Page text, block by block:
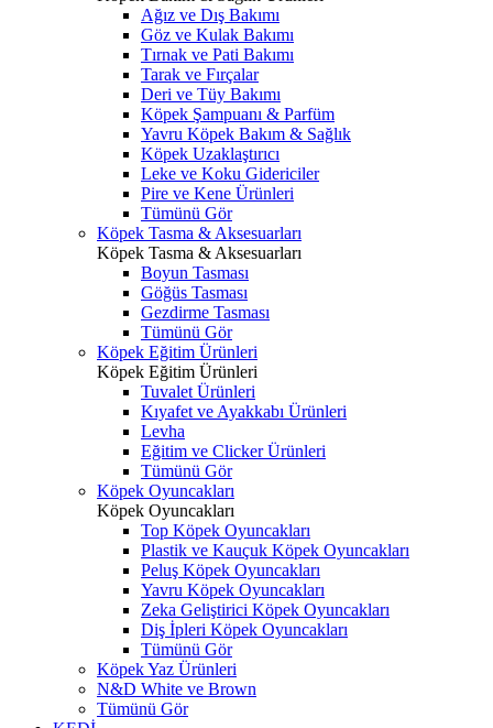
Ağız ve Dış Bakımı
Göz ve Kulak Bakımı
Tırnak ve Pati Bakımı
Tarak ve Fırçalar
Deri ve Tüy Bakımı
Köpek Şampuanı & Parfüm
Yavru Köpek Bakım & Sağlık
Köpek Uzaklaştırıcı
Leke ve Koku Gidericiler
Pire ve Kene Ürünleri
Tümünü Gör
Köpek Tasma & Aksesuarları
Köpek Tasma & Aksesuarları
Boyun Tasması
Göğüs Tasması
Gezdirme Tasması
Tümünü Gör
Köpek Eğitim Ürünleri
Köpek Eğitim Ürünleri
Tuvalet Ürünleri
Kıyafet ve Ayakkabı Ürünleri
Levha
Eğitim ve Clicker Ürünleri
Tümünü Gör
Köpek Oyuncakları
Köpek Oyuncakları
Top Köpek Oyuncakları
Plastik ve Kauçuk Köpek Oyuncakları
Peluş Köpek Oyuncakları
Yavru Köpek Oyuncakları
Zeka Geliştirici Köpek Oyuncakları
Diş İpleri Köpek Oyuncakları
Tümünü Gör
Köpek Yaz Ürünleri
N&D White ve Brown
Tümünü Gör